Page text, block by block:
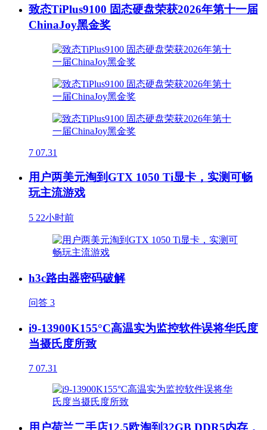
致态TiPlus9100 固态硬盘荣获2026年第十一届
ChinaJoy黑金奖
7 07.31
用户两美元淘到GTX 1050 Ti显卡，实测可畅
玩主流游戏
5 22小时前
h3c路由器密码破解
问答 3
i9-13900K155°C高温实为监控软件误将华氏度
当摄氏度所致
7 07.31
用户荷兰二手店12.5欧淘到32GB DDR5内存，